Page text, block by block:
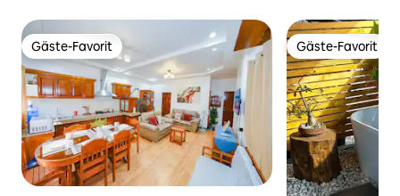
Gäste-Favorit
Gäste-Favorit Gäste-Favorit
Gäste-Favorit